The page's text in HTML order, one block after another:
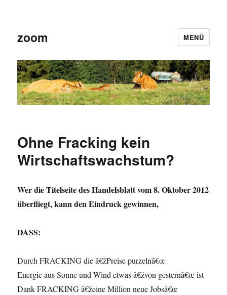
zoom MENÜ
Ohne Fracking kein
Wirtschaftswachstum?
Wer die Titelseite des Handelsblatt vom 8. Oktober 2012
überfliegt, kann den Eindruck gewinnen,
DASS:
Durch FRACKING die â€žPreise purzelnâ€œ
Energie aus Sonne und Wind etwas â€žvon gesternâ€œ ist
Dank FRACKING â€žeine Million neue Jobsâ€œ